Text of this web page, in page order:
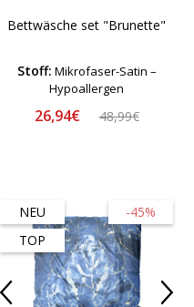
Bettwäsche set "Brunette"
Stoff: Mikrofaser-Satin –
Hypoallergen
26,94€ 48,99€
-45%
NEU
TOP